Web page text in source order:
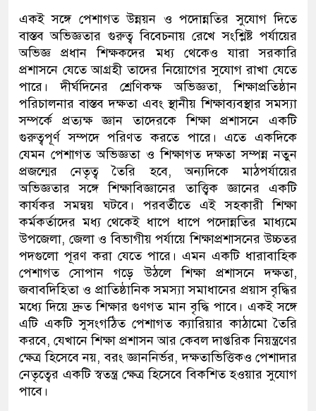
একই সঙ্গে পেশাগত উন্নয়ন ও পদোন্নতির সুযোগ দিতে
বাস্তব অভিজ্ঞতার গুরুত্ব বিবেচনায় রেখে সংশ্লিষ্ট পর্যায়ের
অভিজ্ঞ প্রধান শিক্ষকদের মধ্য থেকেওযারা সরকারি
প্রশাসনে যেতে আগ্রহী তাদেরনিয়োগের সুযোগ রাখা যেতে
পারে। দীর্ঘদিনের শ্রেণিকক্ষ অভিজ্ঞতা,শিক্ষাপ্রতিষ্ঠান
পরিচালনার বাস্তব দক্ষতা এবং স্থানীয় শিক্ষাব্যবস্থার সমস্যা
সম্পর্কে প্রত্যক্ষ জ্ঞান তাদেরকে শিক্ষা প্রশাসনে একটি
গুরুত্বপূর্ণ সম্পদে পরিণত করতে পারে। এতে একদিকে
যেমন পেশাগতঅভিজ্ঞতা ওশিক্ষাগত দক্ষতা সম্পন্ন নতুন
প্রজন্মের নেতৃত্ব তৈরি হবে,অন্যদিকে মাঠপর্যায়ের
অভিজ্ঞতার সঙ্গেশিক্ষাবিজ্ঞানের তাত্ত্বিক জ্ঞানেরএকটি
কার্যকর সমন্বয় ঘটবে।
পরবর্তীতে এই সহকারী শিক্ষা
কর্মকর্তাদের মধ্য থেকেই ধাপে ধাপে পদোন্নতির মাধ্যমে
উপজেলা, জেলা ও বিভাগীয় পর্যায়েশিক্ষাপ্রশাসনেরউচ্চতর
পদগুলো পূরণ করা যেতে পারে। এমন একটি ধারাবাহিক
পেশাগত সোপান গড়ে উঠলে শিক্ষা প্রশাসনে দক্ষতা,
জবাবদিহিতাও প্রাতিষ্ঠানিকসমস্যা সমাধানের প্রয়াস বৃদ্ধির
মধ্যে দিয়ে দ্রুত শিক্ষার গুণগত মান বৃদ্ধি পাবে। একই সঙ্গে
এটি একটি সুসংগঠিত পেশাগত ক্যারিয়ার কাঠামো তৈরি
করবে, যেখানে শিক্ষা প্রশাসন আর কেবল দাপ্তরিক নিয়ন্ত্রণের
ক্ষেত্র হিসেবে নয়,বরং জ্ঞাননির্ভর, দক্ষতাভিত্তিকও পেশাদার
নেতৃত্বের একটি স্বতন্ত্র ক্ষেত্র হিসেবে বিকশিত হওয়ার সুযোগ
পাবে।